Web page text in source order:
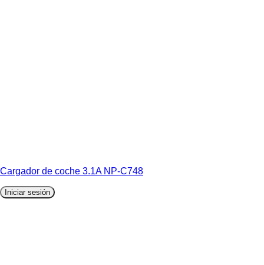
Cargador de coche 3.1A NP-C748
Iniciar sesión